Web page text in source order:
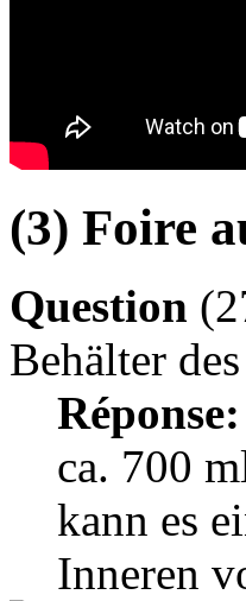
(3) Foire
Question
Behälter
Réponse:
ca. 700
kann es
Inneren